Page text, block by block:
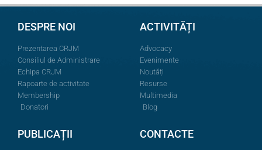
DESPRE NOI
Prezentarea CRJM
Consiliul de Administrare
Echipa CRJM
Rapoarte de activitate
Membership
Donatori
ACTIVITĂȚI
Advocacy
Evenimente
Noutăți
Resurse
Multimedia
Blog
PUBLICAȚII CONTACTE